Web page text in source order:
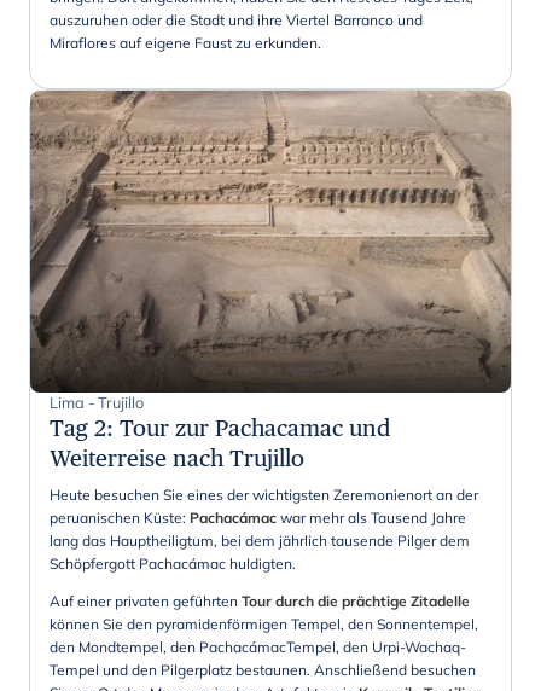
auszuruhen oder die Stadt und ihre Viertel Barranco und
Miraflores auf eigene Faust zu erkunden.
Lima - Trujillo
Tag 2: Tour zur Pachacamac und
Weiterreise nach Trujillo
Heute besuchen Sie eines der wichtigsten Zeremonienort an der
peruanischen Küste: Pachacámac war mehr als Tausend Jahre
lang das Hauptheiligtum, bei dem jährlich tausende Pilger dem
Schöpfergott Pachacámac huldigten.
Auf einer privaten geführten Tour durch die prächtige Zitadelle
können Sie den pyramidenförmigen Tempel, den Sonnentempel,
den Mondtempel, den PachacámacTempel, den Urpi-Wachaq-
Tempel und den Pilgerplatz bestaunen. Anschließend besuchen